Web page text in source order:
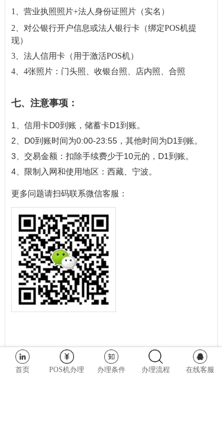
1、营业执照照片+法人身份证照片（实名）
2、对公银行开户信息或法人银行卡（绑定POS机提
现）
3、法人信用卡（用于激活POS机）
4、4张照片：门头照、收银台照、店内照、合照
七、注意事项：
1、信用卡D0到账，储蓄卡D1到账。
2、D0到账时间为0:00-23:55，其他时间为D1到账。
3、交易金额：扣除手续费少于10元的，D1到账。
4、限制入网和使用地区：西藏、宁波。
更多问题请扫码联系微信客服：
首页 POS机办理 办理条件 办理流程 在线客服